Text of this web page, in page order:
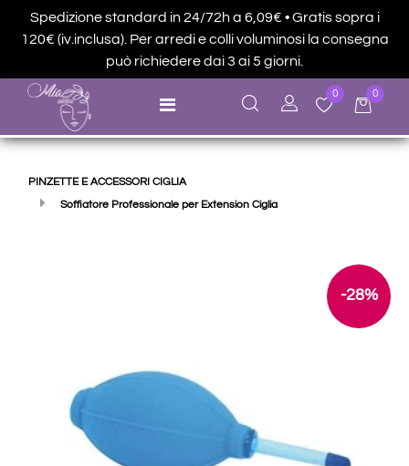
Spedizione standard in 24/72h a 6,09€ • Gratis sopra i
120€ (iv.inclusa). Per arredi e colli voluminosi la consegna
può richiedere dai 3 ai 5 giorni.
Open menu
0 0
PINZETTE E ACCESSORI CIGLIA
Soffiatore Professionale per Extension Ciglia
-28%